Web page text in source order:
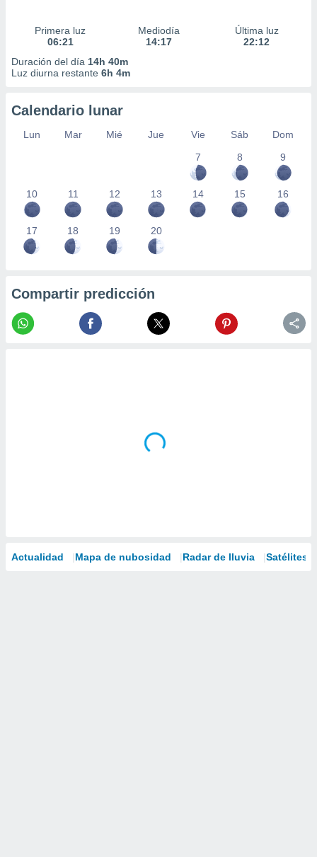
Primera luz
06:21
Mediodía
14:17
Última luz
22:12
Duración del día 14h 40m
Luz diurna restante 6h 4m
Calendario lunar
Lun Mar Mié Jue Vie Sáb
Dom
7
8 9
10 11 12 13 14 15 16
17 18 19 20
Compartir predicción
Actualidad Mapa de nubosidad Radar de lluvia Satélites